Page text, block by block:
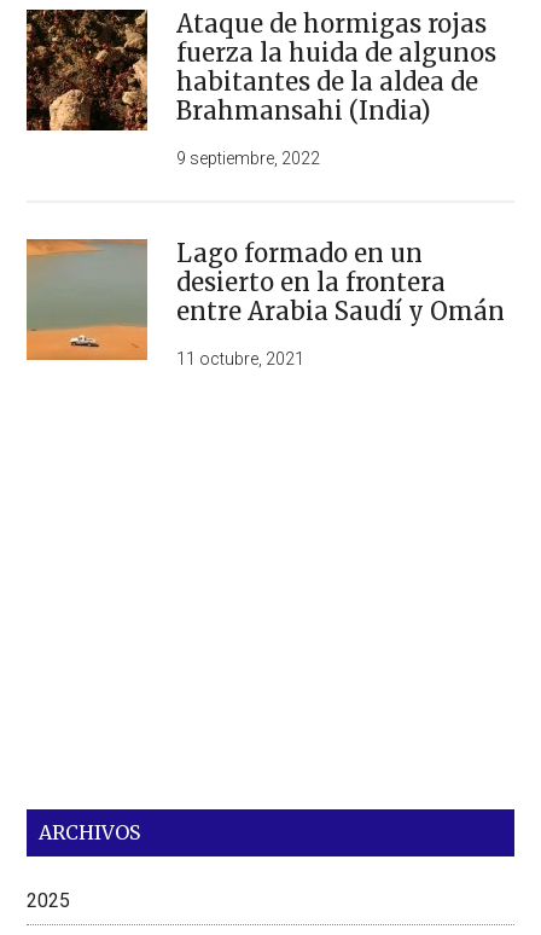
Ataque de hormigas rojas
fuerza la huida de algunos
habitantes de la aldea de
Brahmansahi (India)
9 septiembre, 2022
Lago formado en un
desierto en la frontera
entre Arabia Saudí y Omán
11 octubre, 2021
ARCHIVOS
2025